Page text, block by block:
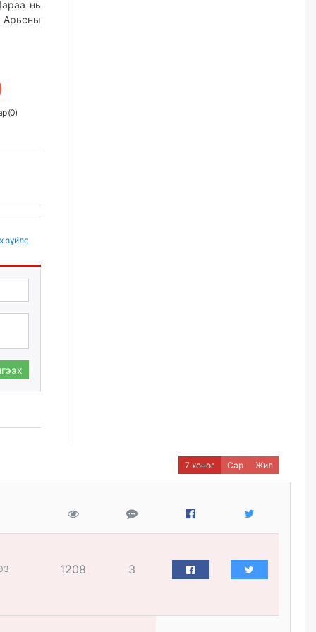
нь
Арьсны
(0)
зүйлс
АИ-92 шатахууны нийлүүлэлт
тасралтгүй үргэлжилж байна
Үндсэн хууль зөрчсөн
7 хоног Сар Жил
1208 3